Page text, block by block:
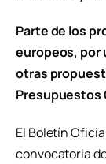
Parte de los
europeos, por
otras
Presupuestos
El Boletín
convocatoria